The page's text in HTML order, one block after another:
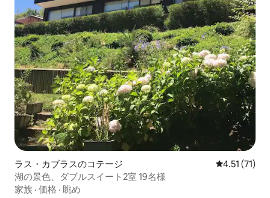
ラス・カブラスのコテージ レビュー71
4.51 (71)
湖の景色、ダブルスイート2室 19名様
家族 · 価格 · 眺め